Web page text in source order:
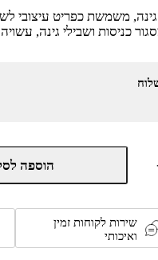
משמשת כפריט עיצובי
כניסות ושבילי גינה,
כמות
קשת
גותי
ממתכת
לתמיכת
צמחים
הוספה
שירות לקוחות זמין
ואיכותי